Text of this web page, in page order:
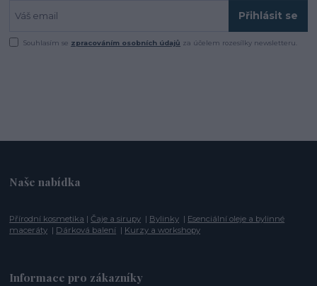
Přihlásit se
Souhlasím se zpracováním osobních údajů za účelem rozesílky newsletteru.
Naše nabídka
Přírodní kosmetika |Čaje a sirupy | Bylinky | Esenciální oleje a bylinné
maceráty | Dárková balení | Kurzy a workshopy
Informace pro zákazníky